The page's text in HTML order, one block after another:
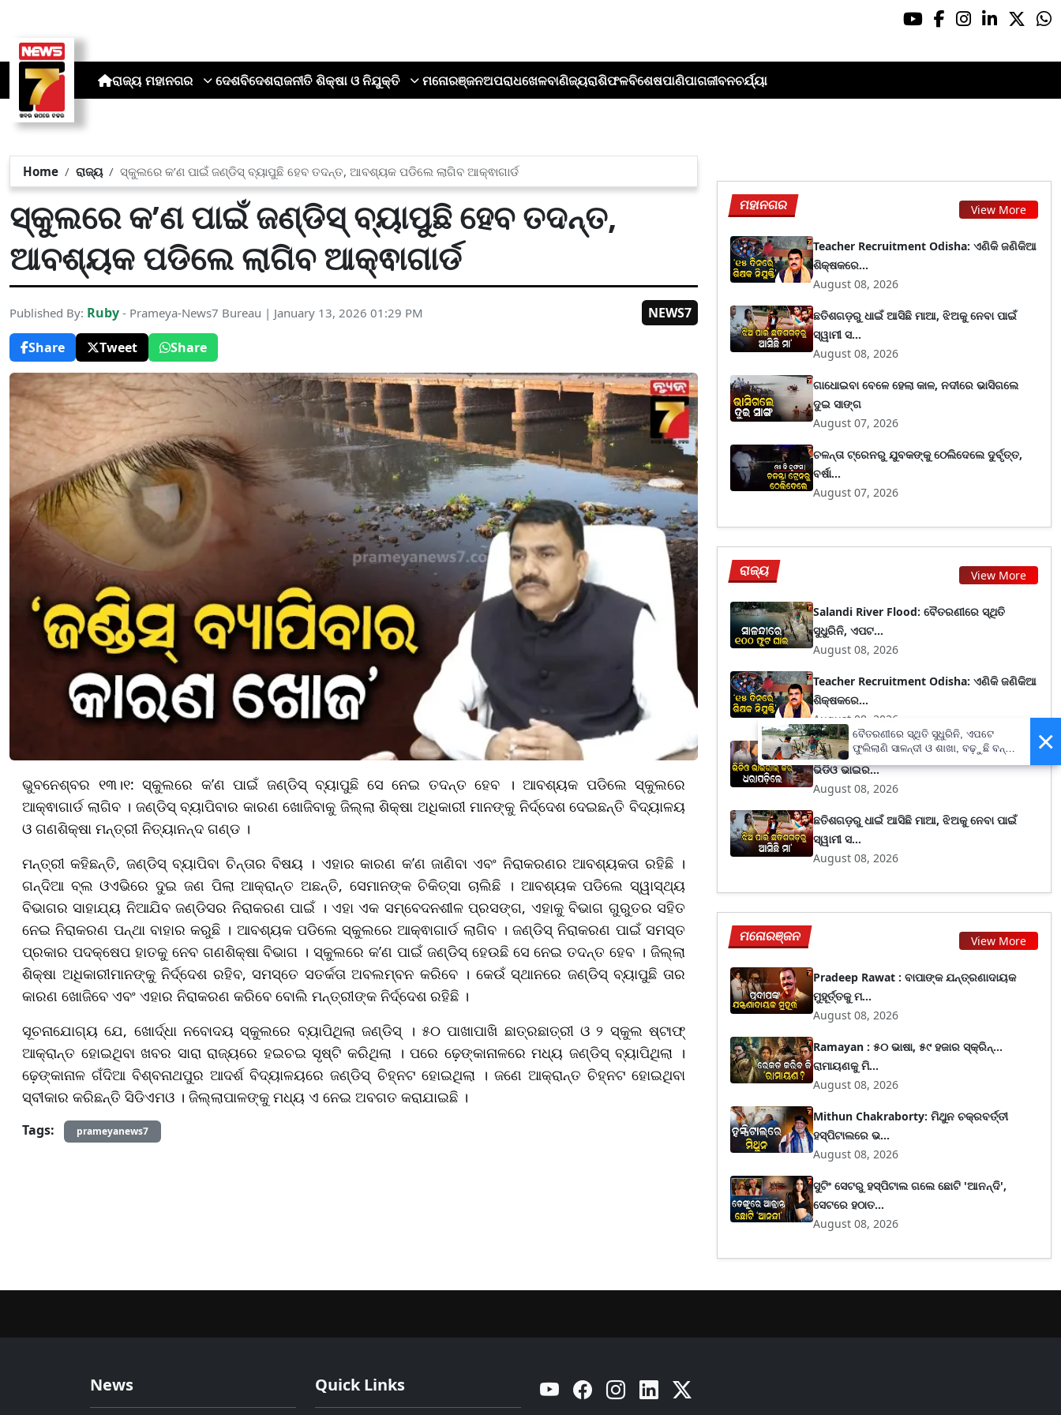
ରାଜ୍ୟ ମହାନଗର ଦେଶବିଦେଶରାଜନୀତି ଶିକ୍ଷା ଓ ନିଯୁକ୍ତି ମନୋରଞ୍ଜନଅପରାଧଖେଳବାଣିଜ୍ୟରାଶିଫଳବିଶେଷପାଣିପାଗଜୀବନଚର୍ଯ୍ୟା
Home ରାଜ୍ୟ ସ୍କୁଲରେ କ’ଣ ପାଇଁ ଜଣ୍ଡିସ୍ ବ୍ୟାପୁଛି ହେବ ତଦନ୍ତ, ଆବଶ୍ୟକ ପଡିଲେ ଲାଗିବ ଆକ୍ଵାଗାର୍ଡ
ସ୍କୁଲରେ କ’ଣ ପାଇଁ ଜଣ୍ଡିସ୍ ବ୍ୟାପୁଛି ହେବ ତଦନ୍ତ,
ଆବଶ୍ୟକ ପଡିଲେ ଲାଗିବ ଆକ୍ଵାଗାର୍ଡ
Published By: Ruby - Prameya-News7 Bureau | January 13, 2026 01:29 PM
NEWS7
Share
Tweet Share
ଭୁବନେଶ୍ବର ୧୩।୧: ସ୍କୁଲରେ କ’ଣ ପାଇଁ ଜଣ୍ଡିସ୍ ବ୍ୟାପୁଛି ସେ ନେଇ ତଦନ୍ତ ହେବ । ଆବଶ୍ୟକ ପଡିଲେ ସ୍କୁଲରେ
ଆକ୍ଵାଗାର୍ଡ ଲାଗିବ । ଜଣ୍ଡିସ୍‌ ବ୍ୟାପିବାର କାରଣ ଖୋଜିବାକୁ ଜିଲ୍ଲା ଶିକ୍ଷା ଅଧିକାରୀ ମାନଙ୍କୁ ନିର୍ଦ୍ଦେଶ ଦେଇଛନ୍ତି ବିଦ୍ୟାଳୟ
ଓ ଗଣଶିକ୍ଷା ମନ୍ତ୍ରୀ ନିତ୍ୟାନନ୍ଦ ଗଣ୍ଡ ।
ମନ୍ତ୍ରୀ କହିଛନ୍ତି, ଜଣ୍ଡିସ୍ ବ୍ୟାପିବା ଚିନ୍ତାର ବିଷୟ । ଏହାର କାରଣ କ’ଣ ଜାଣିବା ଏବଂ ନିରାକରଣର ଆବଶ୍ୟକତା ରହିଛି ।
ଗନ୍ଦିଆ ବ୍ଲ ଓଏଭିରେ ଦୁଇ ଜଣ ପିଲା ଆକ୍ରାନ୍ତ ଅଛନ୍ତି, ସେମାନଙ୍କ ଚିକିତ୍ସା ଚାଲିଛି । ଆବଶ୍ୟକ ପଡିଲେ ସ୍ୱାସ୍ଥ୍ୟ
ବିଭାଗର ସାହାଯ୍ୟ ନିଆଯିବ ଜଣ୍ଡିସର ନିରାକରଣ ପାଇଁ । ଏହା ଏକ ସମ୍ବେଦନଶୀଳ ପ୍ରସଙ୍ଗ, ଏହାକୁ ବିଭାଗ ଗୁରୁତର ସହିତ
ନେଇ ନିରାକରଣ ପନ୍ଥା ବାହାର କରୁଛି । ଆବଶ୍ୟକ ପଡିଲେ ସ୍କୁଲରେ ଆକ୍ଵାଗାର୍ଡ ଲାଗିବ । ଜଣ୍ଡିସ୍ ନିରାକରଣ ପାଇଁ ସମସ୍ତ
ପ୍ରକାର ପଦକ୍ଷେପ ହାତକୁ ନେବ ଗଣଶିକ୍ଷା ବିଭାଗ । ସ୍କୁଲରେ କ’ଣ ପାଇଁ ଜଣ୍ଡିସ୍ ହେଉଛି ସେ ନେଇ ତଦନ୍ତ ହେବ । ଜିଲ୍ଲା
ଶିକ୍ଷା ଅଧିକାରୀମାନଙ୍କୁ ନିର୍ଦ୍ଦେଶ ରହିବ, ସମସ୍ତେ ସତର୍କତା ଅବଲମ୍ବନ କରିବେ । କେଉଁ ସ୍ଥାନରେ ଜଣ୍ଡିସ୍ ବ୍ୟାପୁଛି ତାର
କାରଣ ଖୋଜିବେ ଏବଂ ଏହାର ନିରାକରଣ କରିବେ ବୋଲି ମନ୍ତ୍ରୀଙ୍କ ନିର୍ଦ୍ଦେଶ ରହିଛି ।
ସୂଚନାଯୋଗ୍ୟ ଯେ, ଖୋର୍ଦ୍ଧା ନବୋଦୟ ସ୍କୁଲରେ ବ୍ୟାପିଥିଲା ଜଣ୍ଡିସ୍ । ୫୦ ପାଖାପାଖି ଛାତ୍ରଛାତ୍ରୀ ଓ ୨ ସ୍କୁଲ ଷ୍ଟାଫ୍
ଆକ୍ରାନ୍ତ ହୋଇଥିବା ଖବର ସାରା ରାଜ୍ୟରେ ହଇଚଇ ସୃଷ୍ଟି କରିଥିଲା । ପରେ ଢ଼େଙ୍କାନାଳରେ ମଧ୍ୟ ଜଣ୍ଡିସ୍ ବ୍ୟାପିଥିଲା ।
ଢ଼େଙ୍କାନାଳ ଗଁଦିଆ ବିଶ୍ବନାଥପୁର ଆଦର୍ଶ ବିଦ୍ୟାଳୟରେ ଜଣ୍ଡିସ୍ ଚିହ୍ନଟ ହୋଇଥିଲା । ଜଣେ ଆକ୍ରାନ୍ତ ଚିହ୍ନଟ ହୋଇଥିବା
ସ୍ବୀକାର କରିଛନ୍ତି ସିଡିଏମଓ । ଜିଲ୍ଲାପାଳଙ୍କୁ ମଧ୍ୟ ଏ ନେଇ ଅବଗତ କରାଯାଇଛି ।
Tags: prameyanews7
ମହାନଗର View More
Teacher Recruitment Odisha: ଏଣିକି ଜଣିକିଆ
ଶିକ୍ଷକରେ...
August 08, 2026
ଛତିଶଗଡ଼ରୁ ଧାଇଁ ଆସିଛି ମାଆ, ଝିଅକୁ ନେବା ପାଇଁ
ସ୍ୱାମୀ ସ...
August 08, 2026
ଗାଧୋଇବା ବେଳେ ହେଲା କାଳ, ନଦୀରେ ଭାସିଗଲେ
ଦୁଇ ସାଙ୍ଗ
August 07, 2026
ଚଳନ୍ତା ଟ୍ରେନରୁ ଯୁବକଙ୍କୁ ଠେଲିଦେଲେ ଦୁର୍ବୃତ୍ତ,
ବର୍ଷା...
August 07, 2026
ରାଜ୍ୟ View More
Salandi River Flood: ବୈତରଣୀରେ ସ୍ଥିତି
ସୁଧୁରିନି, ଏପଟ...
August 08, 2026
Teacher Recruitment Odisha: ଏଣିକି ଜଣିକିଆ
ଶିକ୍ଷକରେ...
August 08, 2026
ନାବାଳିକା ଅପହରଣ କରି ଦୁଷ୍କର୍ମ ! ଆପତ୍ତିଜନକ
ଭିଡିଓ ଭାଇର...
August 08, 2026
ଛତିଶଗଡ଼ରୁ ଧାଇଁ ଆସିଛି ମାଆ, ଝିଅକୁ ନେବା ପାଇଁ
ସ୍ୱାମୀ ସ...
August 08, 2026
ମନୋରଞ୍ଜନ View More
Pradeep Rawat : ବାପାଙ୍କ ଯନ୍ତ୍ରଣାଦାୟକ
ମୁହୂର୍ତ୍ତକୁ ମ...
August 08, 2026
Ramayan : ୫୦ ଭାଷା, ୫୯ ହଜାର ସ୍କ୍ରିନ୍...
ରାମାୟଣକୁ ମି...
August 08, 2026
Mithun Chakraborty: ମିଥୁନ ଚକ୍ରବର୍ତ୍ତୀ
ହସ୍ପିଟାଲରେ ଭ...
August 08, 2026
ସୁଟିଂ ସେଟରୁ ହସ୍ପିଟାଲ ଗଲେ ଛୋଟି 'ଆନନ୍ଦି',
ସେଟରେ ହଠାତ...
August 08, 2026
News Quick Links YouTube Facebook Instagram
×
ବୈତରଣୀରେ ସ୍ଥିତି ସୁଧୁରିନି, ଏପଟେ
ଫୁଲିଲାଣି ସାଳନ୍ଦୀ ଓ ଶାଖା, ବଢ଼ୁଛି ବନ୍ୟା
ଭୟ